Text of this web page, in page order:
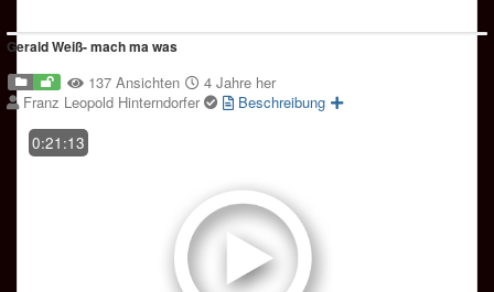
Gerald Weiß- mach ma was
137 Ansichten
4 Jahre her
Franz Leopold Hinterndorfer
Beschreibung
0:21:13